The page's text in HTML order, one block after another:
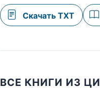
Скачать TXT
ВСЕ КНИГИ ИЗ